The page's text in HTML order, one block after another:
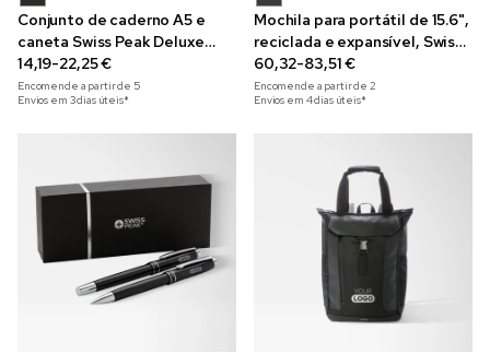
Conjunto de caderno A5 e
caneta Swiss Peak Deluxe
com gravação
14,19-22,25 €
Encomende a partir de 5
Envios em 3 dias úteis*
Mochila para portátil de 15.6",
reciclada e expansível, Swiss
Peak Aware™
60,32-83,51 €
Encomende a partir de 2
Envios em 4 dias úteis*